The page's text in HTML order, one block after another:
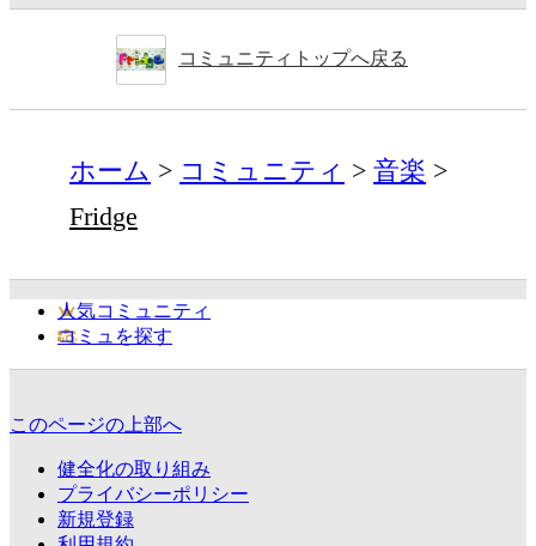
コミュニティトップへ戻る
ホーム コミュニティ
音楽
Fridge
人気コミュニティ
コミュを探す
このページの上部へ
健全化の取り組み
プライバシーポリシー
新規登録